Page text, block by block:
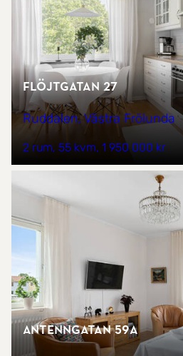
Flöjtgatan 27
Ruddalen, Västra Frölunda
2 rum 55 kvm 1 950 000 kr
Antenngatan 59A